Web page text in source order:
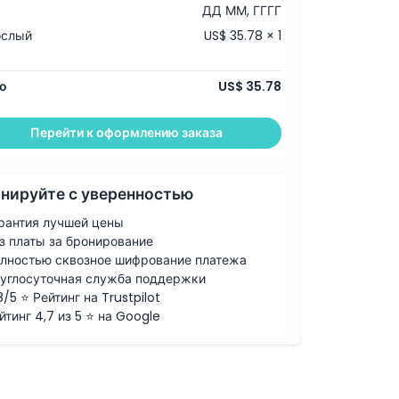
ДД ММ, ГГГГ
US$ 35.78 × 1
US$ 35.78
Перейти к оформлению заказа
с уверенностью
лучшей цены
платы за бронирование
сквозное шифрование платежа
служба поддержки
5 ⭐ Рейтинг на Trustpilot
4,7 из 5 ⭐ на Google